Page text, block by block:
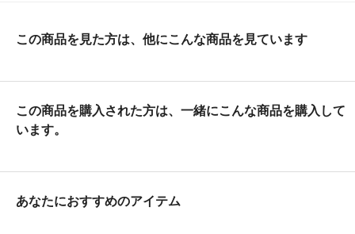
この商品を見た方は、他にこんな商品を見ています
この商品を購入された方は、一緒にこんな商品を購入して
います。
あなたにおすすめのアイテム